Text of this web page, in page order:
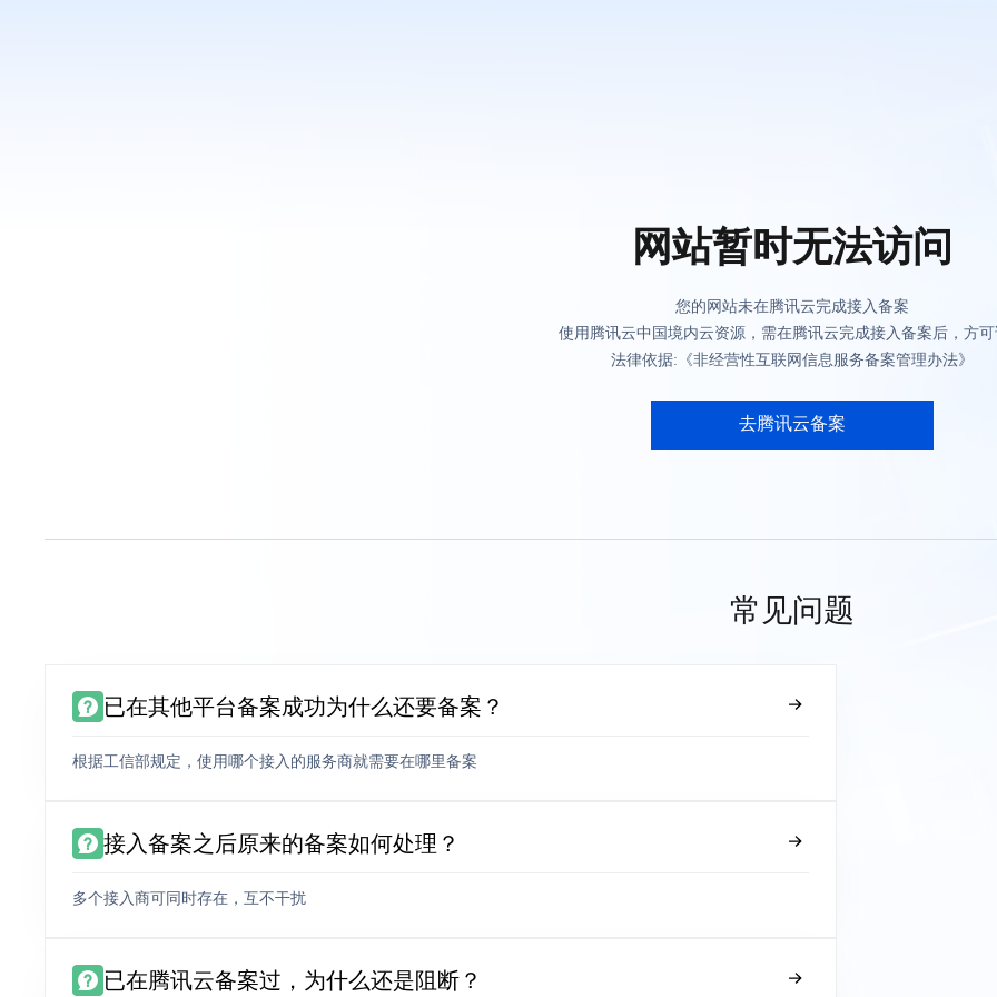
网站暂时无法访问
您的网站未在腾讯云完成接入备案
使用腾讯云中国境内云资源，需在腾讯云完成接入备案后，方
法律依据:《非经营性互联网信息服务备案管理办法》
去腾讯云备案
常见问题
已在其他平台备案成功为什么还要备案？
根据工信部规定，使用哪个接入的服务商就需要在哪里备案
接入备案之后原来的备案如何处理？
多个接入商可同时存在，互不干扰
已在腾讯云备案过，为什么还是阻断？